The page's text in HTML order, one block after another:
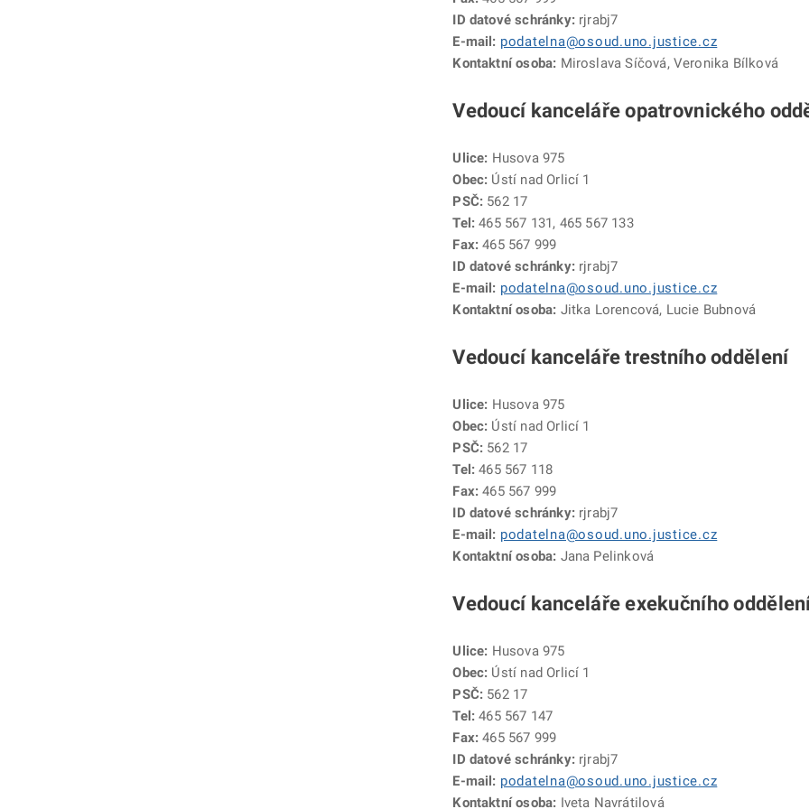
ID datové schránky: rjrabj7
E-mail: podatelna@osoud.uno.justice.cz
Kontaktní osoba: Miroslava Síčová, Veronika Bílková
Vedoucí kanceláře opatrovnického
Ulice: Husova 975
Obec: Ústí nad Orlicí 1
PSČ: 562 17
Tel:465 567 131, 465 567 133
Fax:465 567 999
ID datové schránky: rjrabj7
E-mail: podatelna@osoud.uno.justice.cz
Kontaktní osoba: Jitka Lorencová, Lucie Bubnová
Vedoucí kanceláře trestního oddělení
Ulice: Husova 975
Obec: Ústí nad Orlicí 1
PSČ: 562 17
Tel:465 567 118
Fax:465 567 999
ID datové schránky: rjrabj7
E-mail: podatelna@osoud.uno.justice.cz
Kontaktní osoba: Jana Pelinková
Vedoucí kanceláře exekučního
Ulice: Husova 975
Obec: Ústí nad Orlicí 1
PSČ: 562 17
Tel:465 567 147
Fax:465 567 999
ID datové schránky: rjrabj7
E-mail: podatelna@osoud.uno.justice.cz
Kontaktní osoba: Iveta Navrátilová